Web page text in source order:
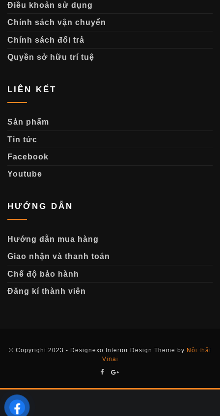
Điều khoản sử dụng
Chính sách vận chuyển
Chính sách đổi trả
Quyền sở hữu trí tuệ
LIÊN KẾT
Sản phẩm
Tin tức
Facebook
Youtube
HƯỚNG DẪN
Hướng dẫn mua hàng
Giao nhận và thanh toán
Chế độ bảo hành
Đăng kí thành viên
© Copyright 2023 - Designexo Interior Design Theme by Nội thất
Vinai